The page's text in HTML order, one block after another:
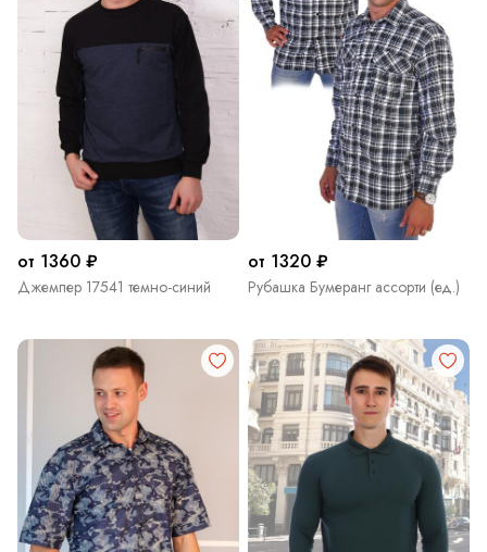
от 1360 ₽
Джемпер 17541 темно-синий
от 1320 ₽
Рубашка Бумеранг ассорти (ед.)